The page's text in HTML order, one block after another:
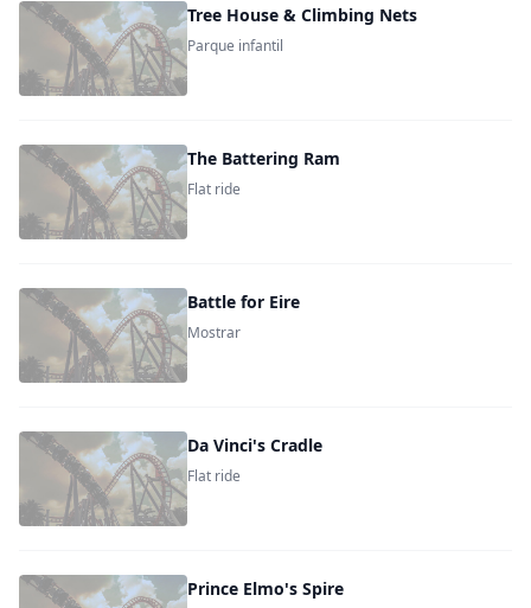
Tree House & Climbing Nets
Parque infantil
The Battering Ram
Flat ride
Battle for Eire
Mostrar
Da Vinci's Cradle
Flat ride
Prince Elmo's Spire